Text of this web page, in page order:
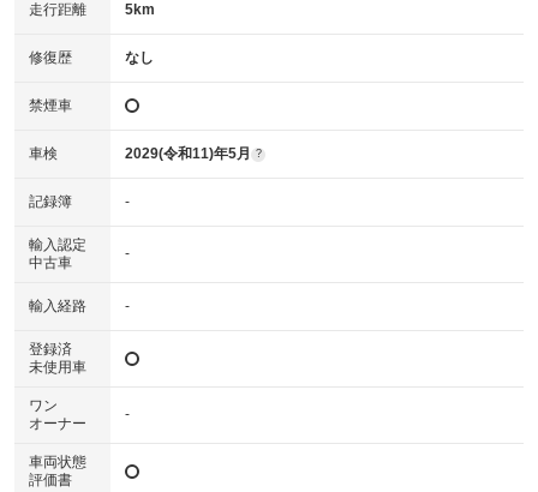
走行距離 5km
修復歴 なし
禁煙車
車検 2029(令和11)年5月 ?
記録簿 -
輸入認定
中古車
-
輸入経路 -
登録済
未使用車
ワン
オーナー
-
車両状態
評価書